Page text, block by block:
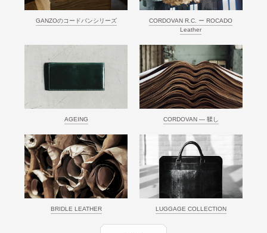
GANZOのコードバンシリーズ
CORDOVAN R.C. ー ROCADO
Leather
AGEING CORDOVAN ― 鞣し
BRIDLE LEATHER LUGGAGE COLLECTION